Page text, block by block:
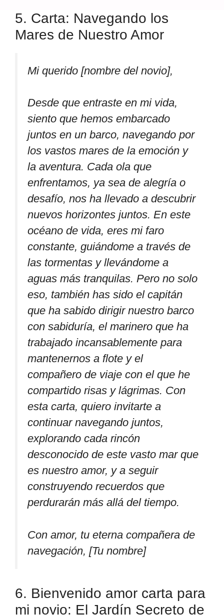
5. Carta: Navegando los
Mares de Nuestro Amor
Mi querido [nombre del novio],
Desde que entraste en mi vida,
siento que hemos embarcado
juntos en un barco, navegando por
los vastos mares de la emoción y
la aventura. Cada ola que
enfrentamos, ya sea de alegría o
desafío, nos ha llevado a descubrir
nuevos horizontes juntos. En este
océano de vida, eres mi faro
constante, guiándome a través de
las tormentas y llevándome a
aguas más tranquilas. Pero no solo
eso, también has sido el capitán
que ha sabido dirigir nuestro barco
con sabiduría, el marinero que ha
trabajado incansablemente para
mantenernos a flote y el
compañero de viaje con el que he
compartido risas y lágrimas. Con
esta carta, quiero invitarte a
continuar navegando juntos,
explorando cada rincón
desconocido de este vasto mar que
es nuestro amor, y a seguir
construyendo recuerdos que
perdurarán más allá del tiempo.
Con amor, tu eterna compañera de
navegación, [Tu nombre]
6. Bienvenido amor carta para
mi novio: El Jardín Secreto de